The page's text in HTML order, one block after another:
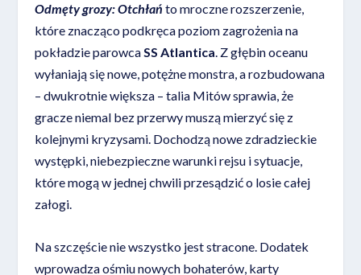
Odmęty grozy: Otchłań to mroczne rozszerzenie,
które znacząco podkręca poziom zagrożenia na
pokładzie parowcaSS Atlantica. Z głębin oceanu
wyłaniają się nowe, potężne monstra, a rozbudowana
– dwukrotnie większa – talia Mitów sprawia, że
gracze niemal bez przerwy muszą mierzyć się z
kolejnymi kryzysami. Dochodzą nowe zdradzieckie
występki, niebezpieczne warunki rejsu i sytuacje,
które mogą w jednej chwili przesądzić o losie całej
załogi.
Na szczęście nie wszystko jest stracone. Dodatek
wprowadza ośmiu nowych bohaterów, karty